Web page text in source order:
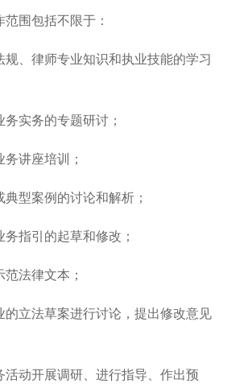
围包括不限于：
规、律师专业知识和执业技能的学习
务实务的专题研讨；
务讲座培训；
典型案例的讨论和解析；
务指引的起草和修改；
范法律文本；
的立法草案进行讨论，提出修改意见
活动开展调研、进行指导、作出预